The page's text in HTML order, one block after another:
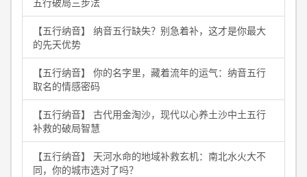
【五行纳音】 纳音五行缺失？别急着补，这才是你最大
的先天优势
【五行纳音】 你的名字里，藏着流年的运气：纳音五行
取名的情感密码
【五行纳音】 古代用金淘沙，现代以心养土沙中土五行
补救的破局智慧
【五行纳音】 天河水命的地域补救玄机：南北水火大不
同，你的城市选对了吗？